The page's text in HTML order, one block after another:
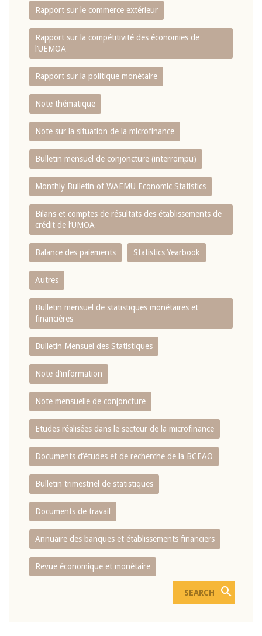
Rapport sur le commerce extérieur
Rapport sur la compétitivité des économies de
l‘UEMOA
Rapport sur la politique monétaire
Note thématique
Note sur la situation de la microfinance
Bulletin mensuel de conjoncture (interrompu)
Monthly Bulletin of WAEMU Economic Statistics
Bilans et comptes de résultats des établissements de
crédit de l‘UMOA
Balance des paiements Statistics Yearbook
Autres
Bulletin mensuel de statistiques monétaires et
financières
Bulletin Mensuel des Statistiques
Note d’information
Note mensuelle de conjoncture
Etudes réalisées dans le secteur de la microfinance
Documents d’études et de recherche de la BCEAO
Bulletin trimestriel de statistiques
Documents de travail
Annuaire des banques et établissements financiers
Revue économique et monétaire